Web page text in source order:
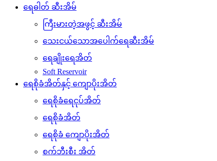
ရေဓါတ် ဆီးအိမ်
ကြီးမားတဲ့အဖွင့် ဆီးအိမ်
သေးငယ်သောအပေါက်ရေဆီးအိမ်
ရေချိုးရေအိတ်
Soft Reservoir
ရေစိုခံအိတ်နှင့် ကျောပိုးအိတ်
ရေစိုခံရေငုပ်အိတ်
ရေစိုခံအိတ်
ရေစိုခံ ကျောပိုးအိတ်
စက်ဘီးစီး အိတ်